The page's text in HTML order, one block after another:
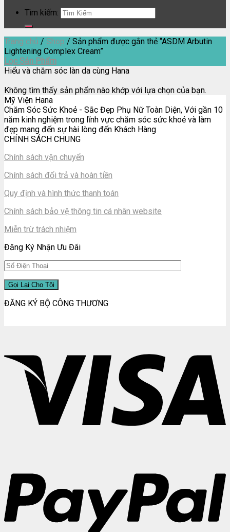
Tìm kiếm:
Trang chủ / Shop / Sản phẩm được gắn thẻ “ASDM Arbutin
Lightening Complex Cream”
Lọc Sản Phẩm
Hiểu và chăm sóc làn da cùng Hana
Không tìm thấy sản phẩm nào khớp với lựa chọn của bạn.
Mỹ Viện Hana
Chăm Sóc Sức Khoẻ - Sắc Đẹp Phụ Nữ Toàn Diện, Với gần 10
năm kinh nghiệm trong lĩnh vực chăm sóc sức khoẻ và làm
đẹp mang đến sự hài lòng đến Khách Hàng
CHÍNH SÁCH CHUNG
Chính sách vận chuyển
Chính sách đổi trả và hoàn tiền
Quy định và hình thức thanh toán
Chính sách bảo vệ thông tin cá nhân website
Miễn trừ trách nhiệm
Đăng Ký Nhận Ưu Đãi
ĐĂNG KÝ BỘ CÔNG THƯƠNG